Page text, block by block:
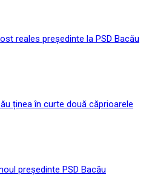
reales președinte la PSD Bacău
ținea în curte două căprioarele
președinte PSD Bacău